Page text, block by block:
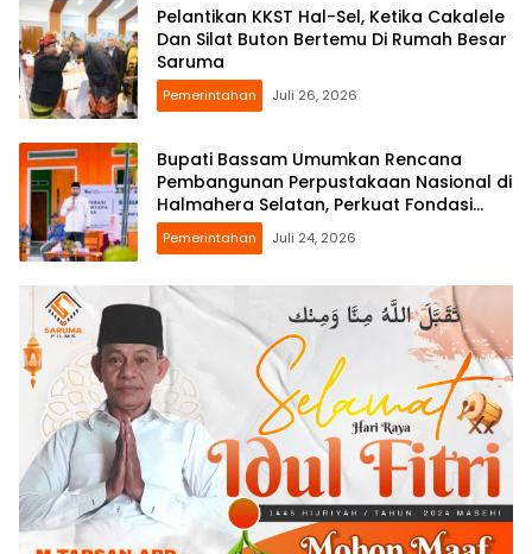
Pelantikan KKST Hal-Sel, Ketika Cakalele
Dan Silat Buton Bertemu Di Rumah Besar
Saruma
Pemerintahan Juli 26, 2026
Bupati Bassam Umumkan Rencana
Pembangunan Perpustakaan Nasional di
Halmahera Selatan, Perkuat Fondasi
Literasi Daerah
Pemerintahan Juli 24, 2026